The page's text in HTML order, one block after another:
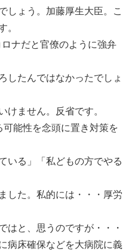
しょう。加藤厚生大臣。こ
。
ナだと官僚のように強弁
したんではなかったでしょ
けません。反省です。
能性を念頭に置き対策を
いる」「私どもの方でやる
した。私的には・・・厚労
はと、思うのですが・・・
病床確保などを大病院に義